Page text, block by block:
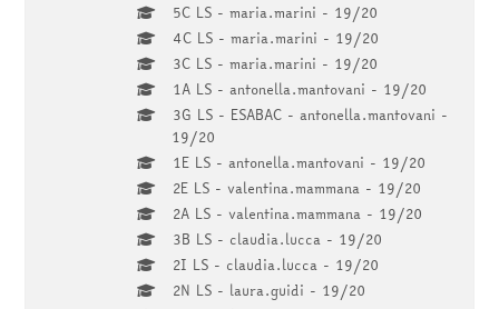
5C LS - maria.marini - 19/20
4C LS - maria.marini - 19/20
3C LS - maria.marini - 19/20
1A LS - antonella.mantovani - 19/20
3G LS - ESABAC - antonella.mantovani -
19/20
1E LS - antonella.mantovani - 19/20
2E LS - valentina.mammana - 19/20
2A LS - valentina.mammana - 19/20
3B LS - claudia.lucca - 19/20
2I LS - claudia.lucca - 19/20
2N LS - laura.guidi - 19/20